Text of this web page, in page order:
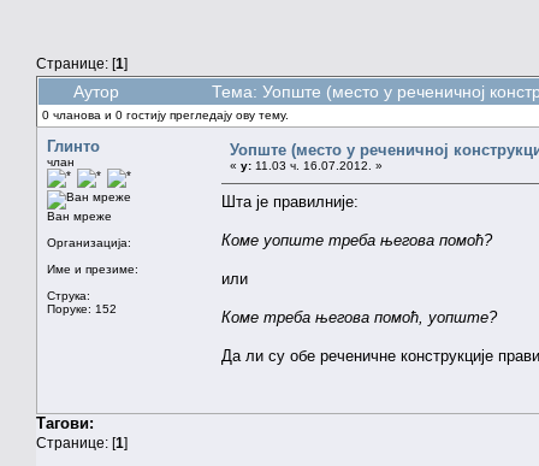
Странице: [1]
Аутор Тема: Уопште (место у реченичној
0 чланова и 0 гостију прегледају ову тему.
Глинто
члан
Ван мреже
Организација:
Име и презиме:
Струка:
Поруке: 152
Уопште (место у реченичној
« у: 11.03 ч. 16.07.2012. »
Шта је правилније:
Коме уопште треба његова помоћ?
или
Коме треба његова помоћ, уопште?
Да ли су обе реченичне конструкције
Тагови:
Странице: [1]